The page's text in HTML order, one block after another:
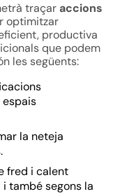
traçar accions
optimitzar
productiva
que podem
les següents:
espais
la neteja
fred i calent
també segons la